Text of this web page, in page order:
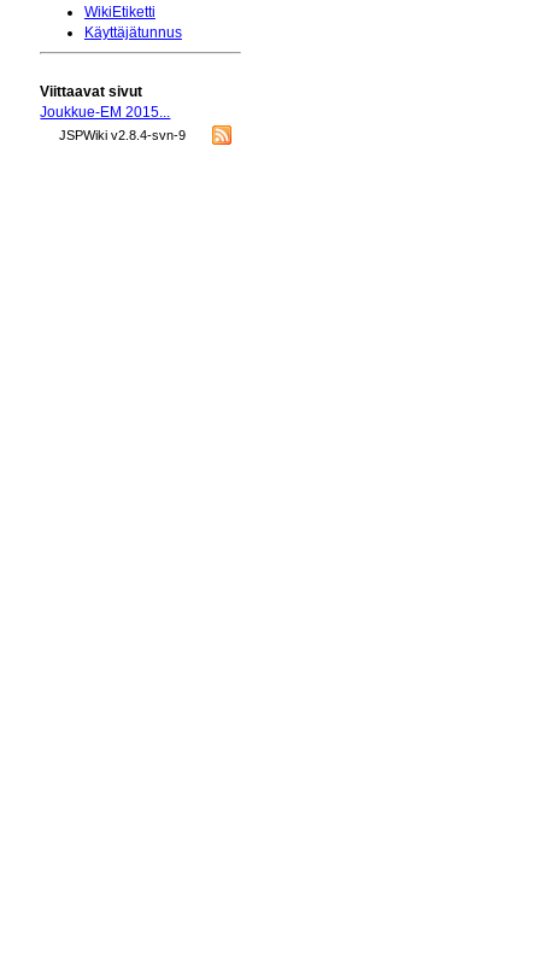
WikiEtiketti
Käyttäjätunnus
Viittaavat sivut
Joukkue-EM 2015...
JSPWiki v2.8.4-svn-9